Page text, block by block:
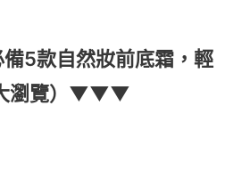
5款自然妝前底霜，輕
大瀏覽）▼▼▼